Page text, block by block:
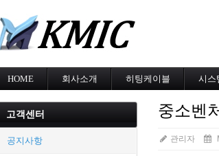
HOME 회사소개 히팅케이블
스노우멜팅
지붕융설
시스
지붕
동파
고객센터
공지사항
중소벤
관리자